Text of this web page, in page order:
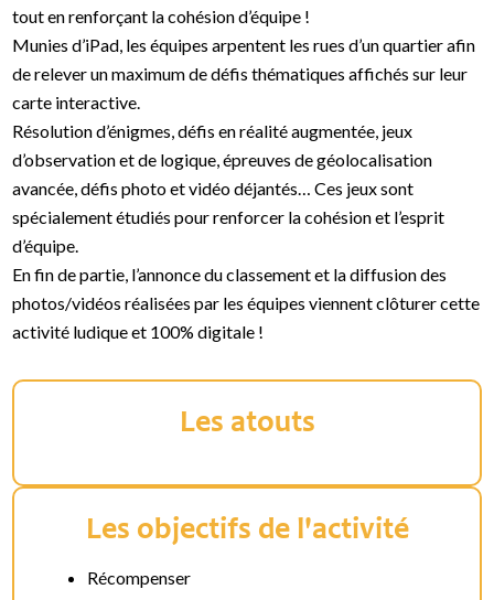
tout en renforçant la cohésion d’équipe !
Munies d’iPad, les équipes arpentent les rues d’un quartier afin
de relever un maximum de défis thématiques affichés sur leur
carte interactive.
Résolution d’énigmes, défis en réalité augmentée, jeux
d’observation et de logique, épreuves de géolocalisation
avancée, défis photo et vidéo déjantés… Ces jeux sont
spécialement étudiés pour renforcer la cohésion et l’esprit
d’équipe.
En fin de partie, l’annonce du classement et la diffusion des
photos/vidéos réalisées par les équipes viennent clôturer cette
activité ludique et 100% digitale !
Les atouts
Les objectifs de l'activité
Récompenser